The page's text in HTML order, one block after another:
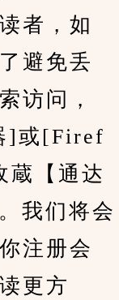
者，如
避免丢
访问，
]或[Firef
蔵【通达
我们将会
注册会
更方